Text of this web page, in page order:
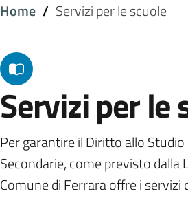
Home Servizi per le scuole
Servizi per le
Per garantire il Diritto allo
Secondarie, come previsto dalla
Comune di Ferrara offre i servizi